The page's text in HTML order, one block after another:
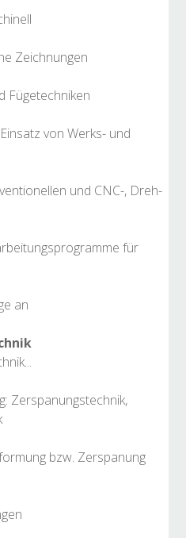
Zeichnungen
Fügetechniken
von Werks- und
und CNC-, Dreh-
für
an
Zerspanungstechnik,
bzw. Zerspanung